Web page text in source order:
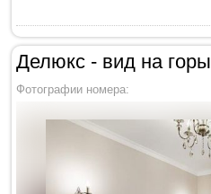
Делюкс - вид на горы
Фотографии номера: